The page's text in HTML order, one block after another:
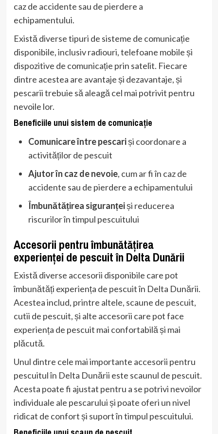
caz de accidente sau de pierdere a
echipamentului.
Există diverse tipuri de sisteme de comunicație
disponibile, inclusiv radiouri, telefoane mobile și
dispozitive de comunicație prin satelit. Fiecare
dintre acestea are avantaje și dezavantaje, și
pescarii trebuie să aleagă cel mai potrivit pentru
nevoile lor.
Beneficiile unui sistem de comunicație
Comunicare între pescariși coordonare a
activităților de pescuit
Ajutor în caz de nevoie, cum ar fi în caz de
accidente sau de pierdere a echipamentului
Îmbunătățirea siguranțeiși reducerea
riscurilor în timpul pescuitului
Accesorii pentru îmbunătățirea
experienței de pescuit în Delta Dunării
Există diverse accesorii disponibile care pot
îmbunătăți experiența de pescuit în Delta Dunării.
Acestea includ, printre altele, scaune de pescuit,
cutii de pescuit, și alte accesorii care pot face
experiența de pescuit mai confortabilă și mai
plăcută.
Unul dintre cele mai importante accesorii pentru
pescuitul în Delta Dunării este scaunul de pescuit.
Acesta poate fi ajustat pentru a se potrivi nevoilor
individuale ale pescarului și poate oferi un nivel
ridicat de confort și suport în timpul pescuitului.